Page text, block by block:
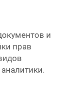
и
прав